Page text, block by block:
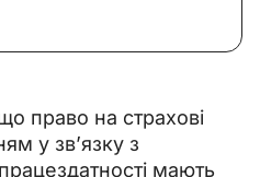
право на страхові
у зв’язку з
мають